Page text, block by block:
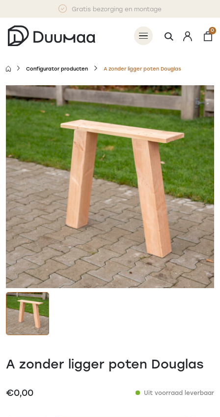
Gratis bezorging en montage
0
Configurator producten A zonder ligger poten Douglas
A zonder ligger poten Douglas
€0,00 Uit voorraad leverbaar